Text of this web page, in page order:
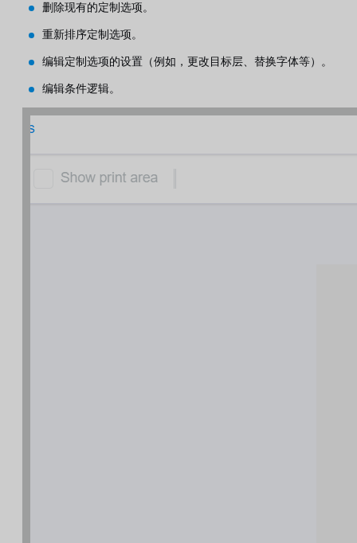
删除现有的定制选项。
重新排序定制选项。
编辑定制选项的设置（例如，更改目标层、替换字体等）。
编辑条件逻辑。